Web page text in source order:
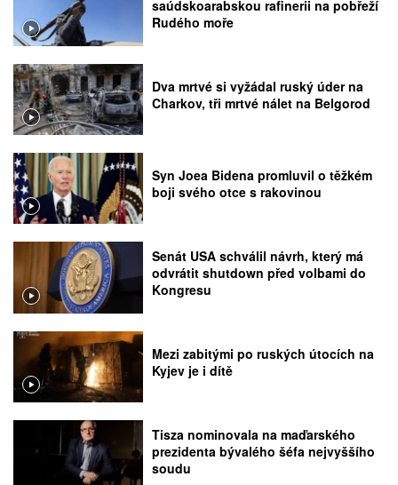
saúdskoarabskou rafinerii na pobřeží
Rudého moře
Dva mrtvé si vyžádal ruský úder na
Charkov, tři mrtvé nálet na Belgorod
Syn Joea Bidena promluvil o těžkém
boji svého otce s rakovinou
Senát USA schválil návrh, který má
odvrátit shutdown před volbami do
Kongresu
Mezi zabitými po ruských útocích na
Kyjev je i dítě
Tisza nominovala na maďarského
prezidenta bývalého šéfa nejvyššího
soudu